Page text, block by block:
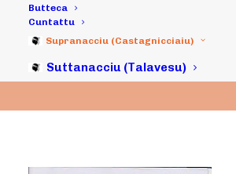
Butteca
Cuntattu
Supranacciu (Castagnicciaiu)
Suttanacciu (Talavesu)